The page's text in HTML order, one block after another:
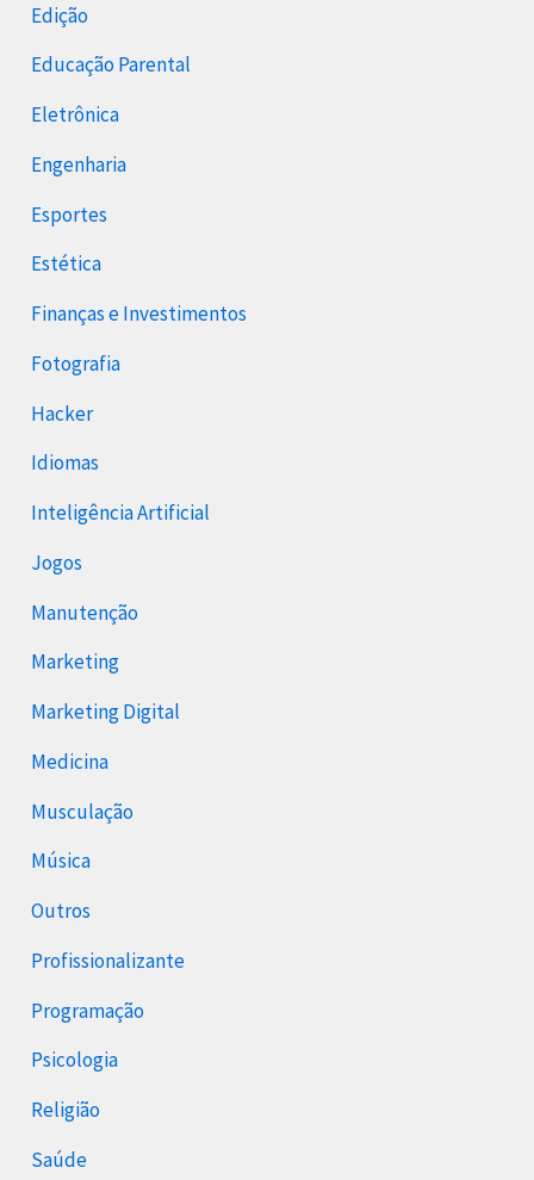
Edição
Educação Parental
Eletrônica
Engenharia
Esportes
Estética
Finanças e Investimentos
Fotografia
Hacker
Idiomas
Inteligência Artificial
Jogos
Manutenção
Marketing
Marketing Digital
Medicina
Musculação
Música
Outros
Profissionalizante
Programação
Psicologia
Religião
Saúde